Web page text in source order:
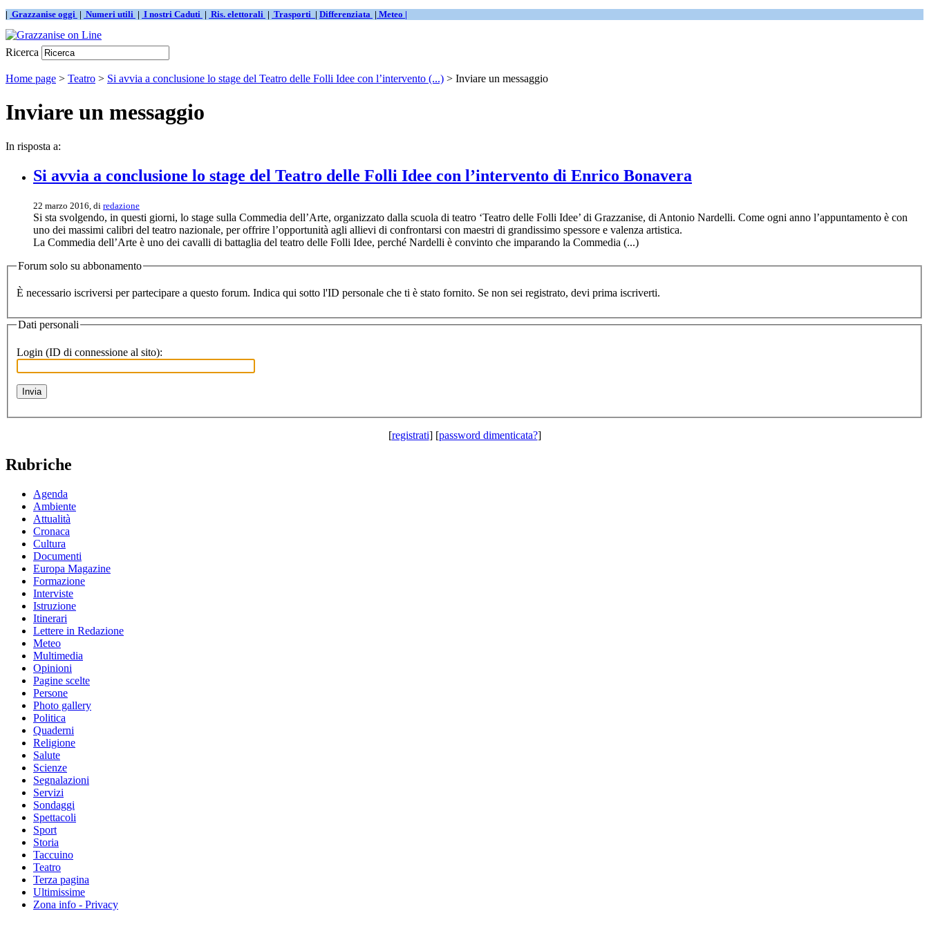
| Grazzanise oggi | Numeri utili | I nostri Caduti | Ris. elettorali | Trasporti | Differenziata | Meteo |
Ricerca
Home page > Teatro > Si avvia a conclusione lo stage del Teatro delle Folli Idee con l’intervento (...) > Inviare un messaggio
Inviare un messaggio
In risposta a:
Si avvia a conclusione lo stage del Teatro delle Folli Idee con l’intervento di Enrico Bonavera
22 marzo 2016, di redazione
Si sta svolgendo, in questi giorni, lo stage sulla Commedia dell’Arte, organizzato dalla scuola di teatro ‘Teatro delle Folli Idee’ di Grazzanise, di Antonio Nardelli. Come ogni anno l’appuntamento è con
uno dei massimi calibri del teatro nazionale, per offrire l’opportunità agli allievi di confrontarsi con maestri di grandissimo spessore e valenza artistica.
La Commedia dell’Arte è uno dei cavalli di battaglia del teatro delle Folli Idee, perché Nardelli è convinto che imparando la Commedia (...)
Forum solo su abbonamento
È necessario iscriversi per partecipare a questo forum. Indica qui sotto l'ID personale che ti è stato fornito. Se non sei registrato, devi prima iscriverti.
Dati personali
Login (ID di connessione al sito):
[registrati] [password dimenticata?]
Rubriche
Agenda
Ambiente
Attualità
Cronaca
Cultura
Documenti
Europa Magazine
Formazione
Interviste
Istruzione
Itinerari
Lettere in Redazione
Meteo
Multimedia
Opinioni
Pagine scelte
Persone
Photo gallery
Politica
Quaderni
Religione
Salute
Scienze
Segnalazioni
Servizi
Sondaggi
Spettacoli
Sport
Storia
Taccuino
Teatro
Terza pagina
Ultimissime
Zona info - Privacy